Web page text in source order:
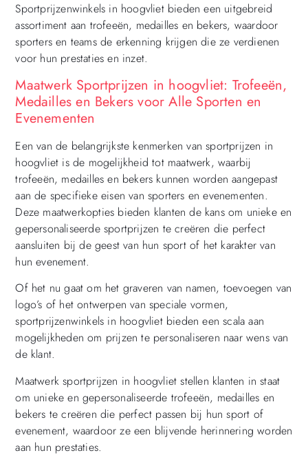
Sportprijzenwinkels in hoogvliet bieden een uitgebreid
assortiment aan trofeeën, medailles en bekers, waardoor
sporters en teams de erkenning krijgen die ze verdienen
voor hun prestaties en inzet.
Maatwerk Sportprijzen in hoogvliet: Trofeeën,
Medailles en Bekers voor Alle Sporten en
Evenementen
Een van de belangrijkste kenmerken van sportprijzen in
hoogvliet is de mogelijkheid tot maatwerk, waarbij
trofeeën, medailles en bekers kunnen worden aangepast
aan de specifieke eisen van sporters en evenementen.
Deze maatwerkopties bieden klanten de kans om unieke en
gepersonaliseerde sportprijzen te creëren die perfect
aansluiten bij de geest van hun sport of het karakter van
hun evenement.
Of het nu gaat om het graveren van namen, toevoegen van
logo’s of het ontwerpen van speciale vormen,
sportprijzenwinkels in hoogvliet bieden een scala aan
mogelijkheden om prijzen te personaliseren naar wens van
de klant.
Maatwerk sportprijzen in hoogvliet stellen klanten in staat
om unieke en gepersonaliseerde trofeeën, medailles en
bekers te creëren die perfect passen bij hun sport of
evenement, waardoor ze een blijvende herinnering worden
aan hun prestaties.